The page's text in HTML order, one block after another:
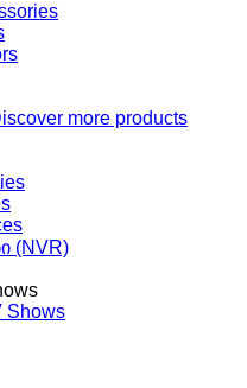
more products
(NVR)
Shows